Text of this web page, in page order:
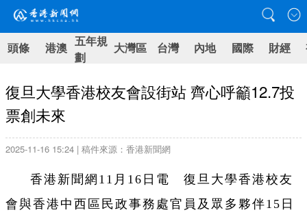
頭條 港澳 五年規
劃
大灣區 台灣 內地 國際 財經
復旦大學香港校友會設街站 齊心呼籲12.7投
票創未來
2025-11-16 15:24 | 稿件來源：香港新聞網
香港新聞網11月16日電 復旦大學香港校友
會與香港中西區民政事務處官員及眾多夥伴15日